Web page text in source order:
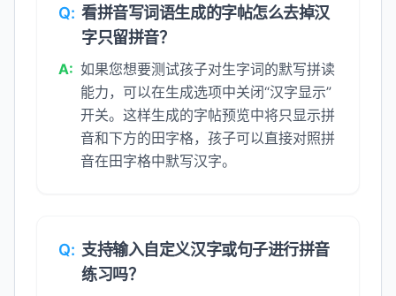
Q: 看拼音写词语生成的字帖怎么去掉汉
字只留拼音？
A: 如果您想要测试孩子对生字词的默写拼读
能力，可以在生成选项中关闭“汉字显示”
开关。这样生成的字帖预览中将只显示拼
音和下方的田字格，孩子可以直接对照拼
音在田字格中默写汉字。
Q: 支持输入自定义汉字或句子进行拼音
练习吗？